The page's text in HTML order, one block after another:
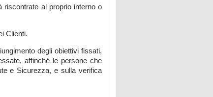
riscontrate al proprio interno o
Clienti.
degli obiettivi fissati,
affinché le persone che
e Sicurezza, e sulla verifica